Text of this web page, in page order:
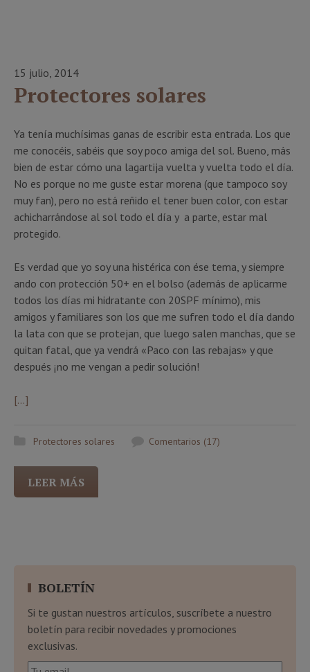
15 julio, 2014
Protectores solares
Ya tenía muchísimas ganas de escribir esta entrada. Los que
me conocéis, sabéis que soy poco amiga del sol. Bueno, más
bien de estar cómo una lagartija vuelta y vuelta todo el día.
No es porque no me guste estar morena (que tampoco soy
muy fan), pero no está reñido el tener buen color, con estar
achicharrándose al sol todo el día y a parte, estar mal
protegido.
Es verdad que yo soy una histérica con ése tema, y siempre
ando con protección 50+ en el bolso (además de aplicarme
todos los días mi hidratante con 20SPF mínimo), mis
amigos y familiares son los que me sufren todo el día dando
la lata con que se protejan, que luego salen manchas, que se
quitan fatal, que ya vendrá «Paco con las rebajas» y que
después ¡no me vengan a pedir solución!
[…]
Protectores solares Comentarios (17)
LEER MÁS
BOLETÍN
Si te gustan nuestros artículos, suscríbete a nuestro
boletín para recibir novedades y promociones
exclusivas.